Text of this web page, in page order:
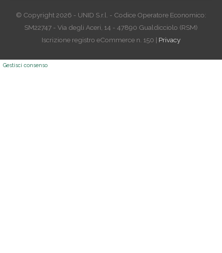
© Copyright 2026 - UNID S.r.l. - Codice Operatore Economico:
SM22747 - Via degli Aceri, 14 - 47890 Gualdicciolo (RSM)
Iscrizione registro eCommerce n. 150 | Privacy
Gestisci consenso